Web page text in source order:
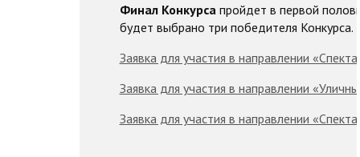
Финал Конкурса пройдет в первой
будет выбрано три победителя Конкурса.
Заявка для участия в направлении
Заявка для участия в направлении
Заявка для участия в направлении